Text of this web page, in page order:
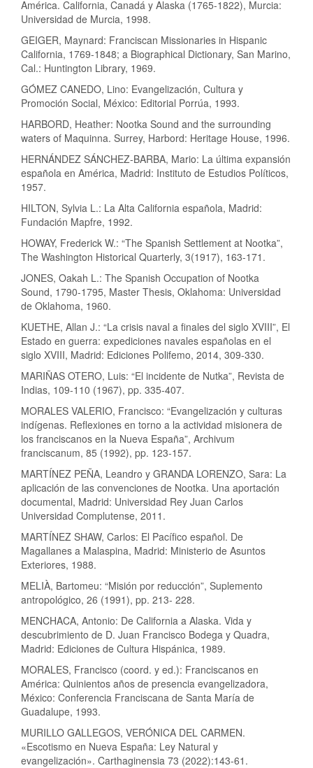
América. California, Canadá y Alaska (1765-1822), Murcia:
Universidad de Murcia, 1998.
GEIGER, Maynard: Franciscan Missionaries in Hispanic
California, 1769-1848; a Biographical Dictionary, San Marino,
Cal.: Huntington Library, 1969.
GÓMEZ CANEDO, Lino: Evangelización, Cultura y
Promoción Social, México: Editorial Porrúa, 1993.
HARBORD, Heather: Nootka Sound and the surrounding
waters of Maquinna. Surrey, Harbord: Heritage House, 1996.
HERNÁNDEZ SÁNCHEZ-BARBA, Mario: La última expansión
española en América, Madrid: Instituto de Estudios Políticos,
1957.
HILTON, Sylvia L.: La Alta California española, Madrid:
Fundación Mapfre, 1992.
HOWAY, Frederick W.: “The Spanish Settlement at Nootka”,
The Washington Historical Quarterly, 3(1917), 163-171.
JONES, Oakah L.: The Spanish Occupation of Nootka
Sound, 1790-1795, Master Thesis, Oklahoma: Universidad
de Oklahoma, 1960.
KUETHE, Allan J.: “La crisis naval a finales del siglo XVIII”, El
Estado en guerra: expediciones navales españolas en el
siglo XVIII, Madrid: Ediciones Polifemo, 2014, 309-330.
MARIÑAS OTERO, Luis: “El incidente de Nutka”, Revista de
Indias, 109-110 (1967), pp. 335-407.
MORALES VALERIO, Francisco: “Evangelización y culturas
indígenas. Reflexiones en torno a la actividad misionera de
los franciscanos en la Nueva España”, Archivum
franciscanum, 85 (1992), pp. 123-157.
MARTÍNEZ PEÑA, Leandro y GRANDA LORENZO, Sara: La
aplicación de las convenciones de Nootka. Una aportación
documental, Madrid: Universidad Rey Juan Carlos
Universidad Complutense, 2011.
MARTÍNEZ SHAW, Carlos: El Pacífico español. De
Magallanes a Malaspina, Madrid: Ministerio de Asuntos
Exteriores, 1988.
MELIÀ, Bartomeu: “Misión por reducción”, Suplemento
antropológico, 26 (1991), pp. 213- 228.
MENCHACA, Antonio: De California a Alaska. Vida y
descubrimiento de D. Juan Francisco Bodega y Quadra,
Madrid: Ediciones de Cultura Hispánica, 1989.
MORALES, Francisco (coord. y ed.): Franciscanos en
América: Quinientos años de presencia evangelizadora,
México: Conferencia Franciscana de Santa María de
Guadalupe, 1993.
MURILLO GALLEGOS, VERÓNICA DEL CARMEN.
«Escotismo en Nueva España: Ley Natural y
evangelización». Carthaginensia 73 (2022):143-61.